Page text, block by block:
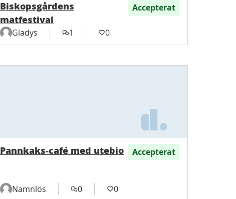
Biskopsgårdens
matfestival
Accepterat
Gladys 1 0
Pannkaks-café med utebio Accepterat
Namnlös 0 0